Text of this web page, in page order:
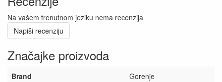
Na vašem trenutnom jeziku nema recenzija
Napiši recenziju
Značajke proizvoda
Brand
Gorenje